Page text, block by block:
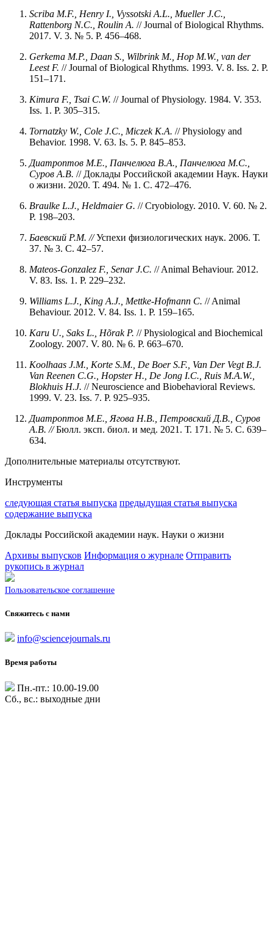
Scriba M.F., Henry I., Vyssotski A.L., Mueller J.C.,
Rattenborg N.C., Roulin A. // Journal of Biological Rhythms.
2017. V. 3. № 5. P. 456–468.
Gerkema M.P., Daan S., Wilbrink M., Hop M.W., van der
Leest F. // Journal of Biological Rhythms. 1993. V. 8. Iss. 2. P.
151–171.
Kimura F., Tsai C.W. // Journal of Physiology. 1984. V. 353.
Iss. 1. P. 305–315.
Tornatzky W., Cole J.C., Miczek K.A. // Physiology and
Behavior. 1998. V. 63. Is. 5. P. 845–853.
Диатроптов М.Е., Панчелюга В.А., Панчелюга М.С.,
Суров А.В. // Доклады Российской академии Наук. Науки
о жизни. 2020. Т. 494. № 1. С. 472–476.
Braulke L.J., Heldmaier G. // Cryobiology. 2010. V. 60. № 2.
P. 198–203.
Баевский Р.М. //Успехи физиологических наук. 2006. Т.
37. № 3. С. 42–57.
Mateos-Gonzalez F., Senar J.C. // Animal Behaviour. 2012.
V. 83. Iss. 1. P. 229–232.
Williams L.J., King A.J., Mettke-Hofmann C. // Animal
Behaviour. 2012. V. 84. Iss. 1. P. 159–165.
Karu U., Saks L., Hõrak P. // Physiological and Biochemical
Zoology. 2007. V. 80. № 6. P. 663–670.
Koolhaas J.M., Korte S.M., De Boer S.F., Van Der Vegt B.J.
Van Reenen C.G., Hopster H., De Jong I.C., Ruis M.A.W.,
Blokhuis H.J. // Neuroscience and Biobehavioral Reviews.
1999. V. 23. Iss. 7. P. 925–935.
Диатроптов М.Е., Ягова Н.В., Петровский Д.В., Суров
А.В. //Бюлл. эксп. биол. и мед. 2021. Т. 171. № 5. С. 639–
634.
Дополнительные материалы отсутствуют.
Инструменты
следующая статья выпуска предыдущая статья выпуска
содержание выпуска
Доклады Российской академии наук. Науки о жизни
Архивы выпусков Информация о журнале Отправить
рукопись в журнал
Пользовательское соглашение
Свяжитесь с нами
info@sciencejournals.ru
Время работы
Пн.-пт.: 10.00-19.00
Сб., вс.: выходные дни